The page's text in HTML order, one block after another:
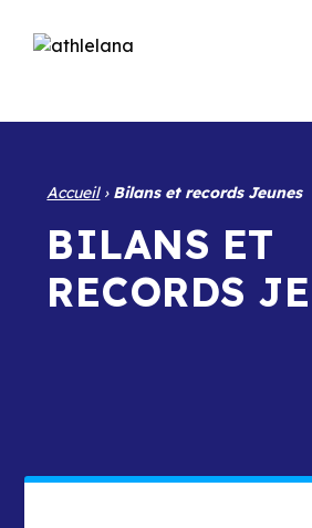
Accueil› Bilans et records Jeunes
BILANS ET
RECORDS